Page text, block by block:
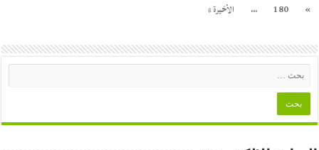
»
180
... الأخيرة »